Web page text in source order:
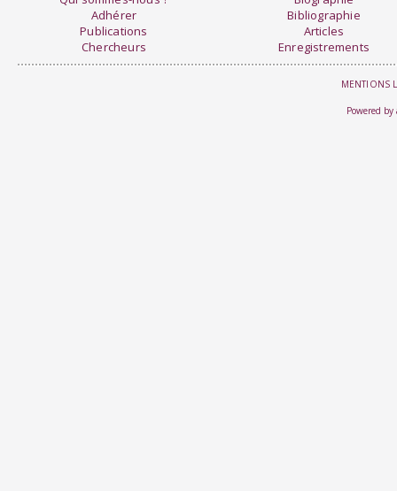
Adhérer
Publications
Chercheurs
Bibliographie
Articles
Enregistrements
MENTIONS
Powered by